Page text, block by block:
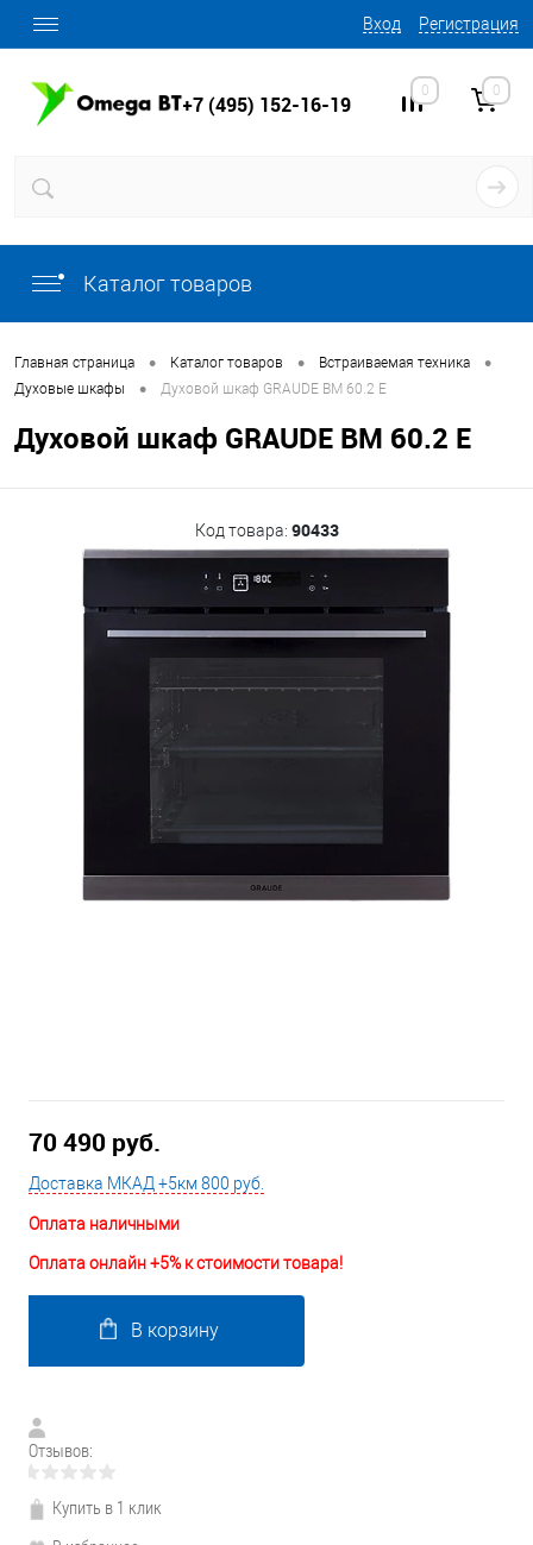
Вход Регистрация
+7 (495) 152-16-19
0 0
Каталог товаров
Главная страница • Каталог товаров • Встраиваемая техника •
Духовые шкафы • Духовой шкаф GRAUDE BM 60.2 E
Духовой шкаф GRAUDE BM 60.2 E
Код товара: 90433
70 490 руб.
Доставка МКАД +5км 800 руб.
Оплата наличными
Оплата онлайн +5% к стоимости товара!
В корзину
Отзывов:
Купить в 1 клик